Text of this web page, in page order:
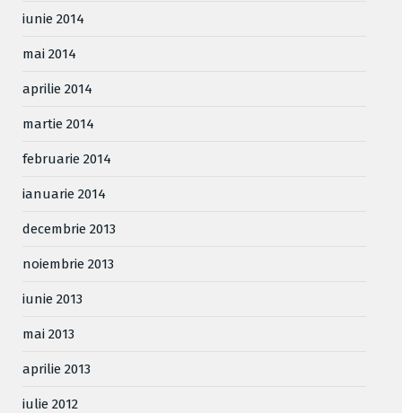
iunie 2014
mai 2014
aprilie 2014
martie 2014
februarie 2014
ianuarie 2014
decembrie 2013
noiembrie 2013
iunie 2013
mai 2013
aprilie 2013
iulie 2012